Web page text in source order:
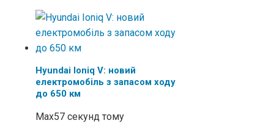
Hyundai Ioniq V: новий
електромобіль з запасом ходу
до 650 км
Max57 секунд тому